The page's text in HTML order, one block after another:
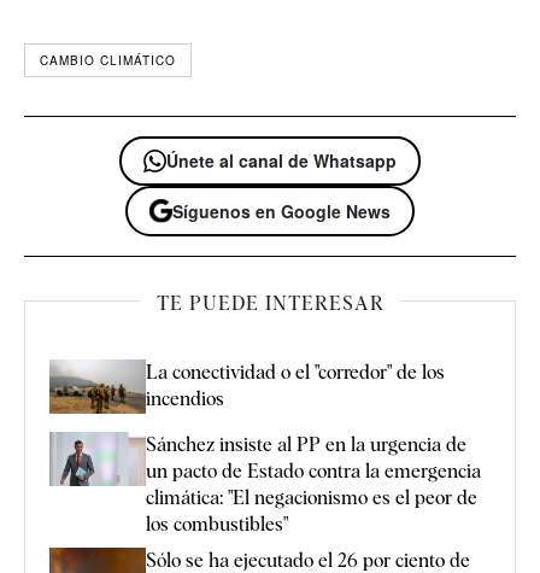
CAMBIO CLIMÁTICO
Únete al canal de Whatsapp
Síguenos en Google News
TE PUEDE INTERESAR
La conectividad o el "corredor" de los
incendios
Sánchez insiste al PP en la urgencia de
un pacto de Estado contra la emergencia
climática: "El negacionismo es el peor de
los combustibles"
Sólo se ha ejecutado el 26 por ciento de